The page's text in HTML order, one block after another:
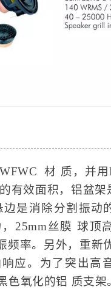
材 质，并
有效面积，铝盆架
是消除分割振动
25mm丝膜 球顶
频率。另外，重新
应。为了突出高
色氧化的铝 质支